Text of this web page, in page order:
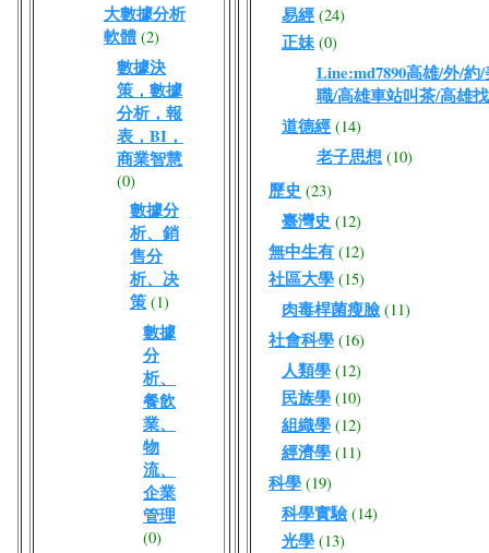
大數據分析
軟體 (2)
數據決
策，數據
分析，報
表，BI，
商業智慧
(0)
數據分
析、銷
售分
析、决
策 (1)
數據
分
析、
餐飲
業、
物
流、
企業
管理
(0)
易經 (24)
正妹 (0)
Line:md7890高雄/外/
職/高雄車站叫茶/高雄
道德經 (14)
老子思想 (10)
歷史 (23)
臺灣史 (12)
無中生有 (12)
社區大學 (15)
肉毒桿菌瘦臉 (11)
社會科學 (16)
人類學 (12)
民族學 (10)
組織學 (12)
經濟學 (11)
科學 (19)
科學實驗 (14)
光學 (13)